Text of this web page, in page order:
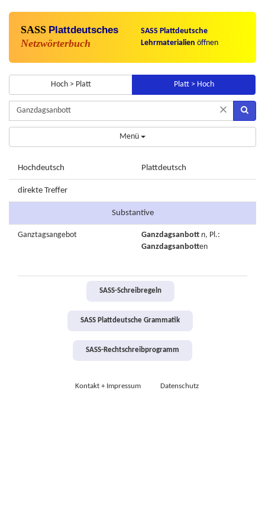
SASS Plattdeutsches
Netzwörterbuch
SASS Plattdeutsche
Lehrmaterialien öffnen
Hoch > Platt Platt > Hoch
×
Menü
Hochdeutsch Plattdeutsch
direkte Treffer
Substantive
Ganztagsangebot Ganzdagsanbott n, Pl.:
Ganzdagsanbotten
SASS-Schreibregeln
SASS Plattdeutsche Grammatik
SASS-Rechtschreibprogramm
Kontakt + Impressum Datenschutz